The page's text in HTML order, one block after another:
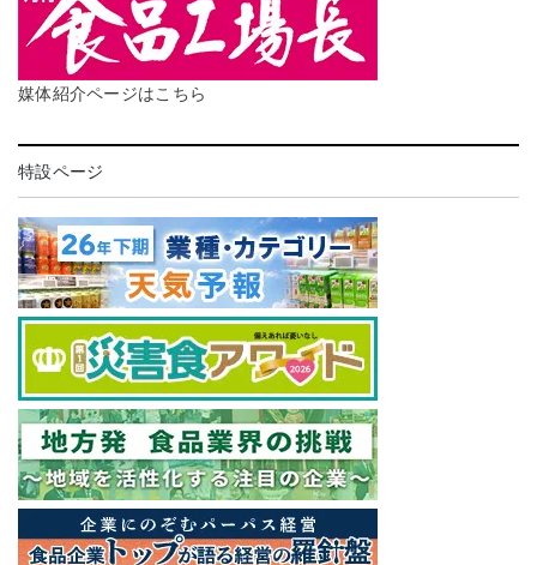
媒体紹介ページはこちら
特設ページ